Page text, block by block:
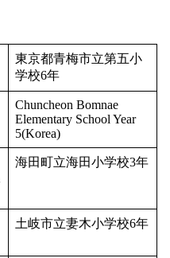
東京都青梅市立第五小
学校6年
Chuncheon Bomnae
Elementary School Year
5(Korea)
海田町立海田小学校3年
土岐市立妻木小学校6年